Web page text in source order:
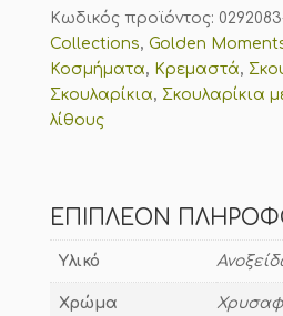
Πράσινα
ποσότητα
Κωδικός προϊόντος:
Collections, Golden
Κοσμήματα, Κρεμαστά,
Σκουλαρίκια, Σκουλαρίκια
λίθους
ΕΠΙΠΛΈΟΝ
Υλικό
Χρώμα